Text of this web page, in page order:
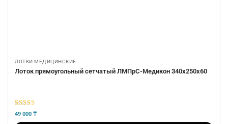
ЛОТКИ МЕДИЦИНСКИЕ
Лоток прямоугольный сетчатый ЛМПрС-Медикон 340х250х60
5из 5
49 000 ₸